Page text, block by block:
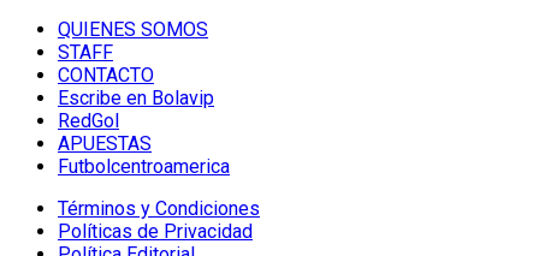
QUIENES SOMOS
STAFF
CONTACTO
Escribe en Bolavip
RedGol
APUESTAS
Futbolcentroamerica
Términos y Condiciones
Políticas de Privacidad